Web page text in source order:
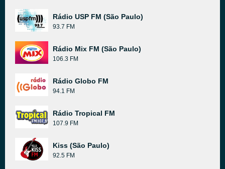
Rádio USP FM (São Paulo)
93.7 FM
Rádio Mix FM (São Paulo)
106.3 FM
Rádio Globo FM
94.1 FM
Rádio Tropical FM
107.9 FM
Kiss (São Paulo)
92.5 FM